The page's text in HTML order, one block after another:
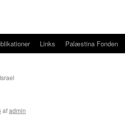
Links Palæstina Fonden
afadmin